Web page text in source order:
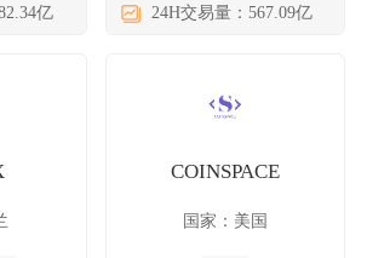
亿 24H交易量：567.09亿
COINSPACE
国家：美国